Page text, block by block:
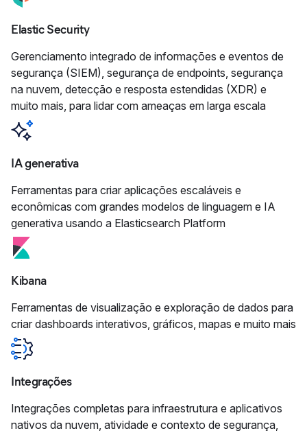
Elastic Security
Gerenciamento integrado de informações e eventos de
segurança (SIEM), segurança de endpoints, segurança
na nuvem, detecção e resposta estendidas (XDR) e
muito mais, para lidar com ameaças em larga escala
IA generativa
Ferramentas para criar aplicações escaláveis e
econômicas com grandes modelos de linguagem e IA
generativa usando a Elasticsearch Platform
Kibana
Ferramentas de visualização e exploração de dados para
criar dashboards interativos, gráficos, mapas e muito mais
Integrações
Integrações completas para infraestrutura e aplicativos
nativos da nuvem, atividade e contexto de segurança,